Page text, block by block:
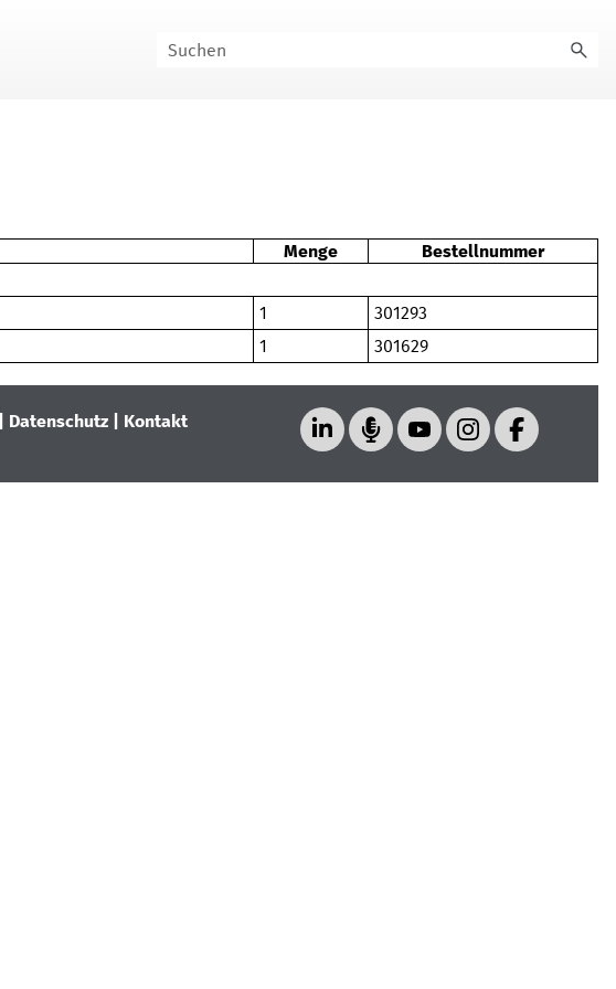
Menge
Bestellnummer
1
301293
1 301629
Datenschutz| Kontakt